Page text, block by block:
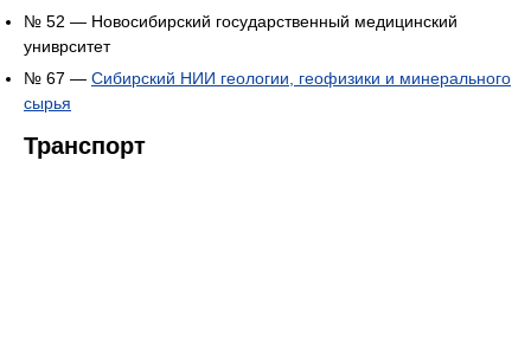
№ 52 — Новосибирский государственный медицинский
униврситет
№ 67 — Сибирский НИИ геологии, геофизики и минерального
сырья
Транспорт